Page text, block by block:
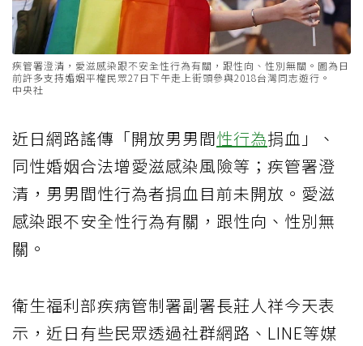
疾管署澄清，愛滋感染跟不安全性行為有關，跟性向、性別無關。圖為日
前許多支持婚姻平權民眾27日下午走上街頭參與2018台灣同志遊行。
中央社
近日網路謠傳「開放男男間性行為捐血」、
同性婚姻合法增愛滋感染風險等；疾管署澄
清，男男間性行為者捐血目前未開放。愛滋
感染跟不安全性行為有關，跟性向、性別無
關。
衛生福利部疾病管制署副署長莊人祥今天表
示，近日有些民眾透過社群網路、LINE等媒